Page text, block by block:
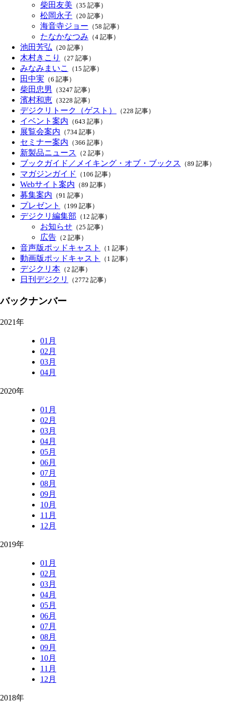
柴田友美 （35 記事）
松岡永子 （20 記事）
海音寺ジョー （58 記事）
たなかなつみ （4 記事）
池田芳弘 （20 記事）
木村きこり （27 記事）
みなみまいこ （15 記事）
田中実 （6 記事）
柴田忠男 （3247 記事）
濱村和恵 （3228 記事）
デジクリトーク（ゲスト） （228 記事）
イベント案内 （643 記事）
展覧会案内 （734 記事）
セミナー案内 （366 記事）
新製品ニュース （2 記事）
ブックガイド／メイキング・オブ・ブックス （89 記事）
マガジンガイド （106 記事）
Webサイト案内 （89 記事）
募集案内 （91 記事）
プレゼント （199 記事）
デジクリ編集部 （12 記事）
お知らせ （25 記事）
広告 （2 記事）
音声版ポッドキャスト （1 記事）
動画版ポッドキャスト （1 記事）
デジクリ本 （2 記事）
日刊デジクリ （2772 記事）
バックナンバー
2021年
01月
02月
03月
04月
2020年
01月
02月
03月
04月
05月
06月
07月
08月
09月
10月
11月
12月
2019年
01月
02月
03月
04月
05月
06月
07月
08月
09月
10月
11月
12月
2018年